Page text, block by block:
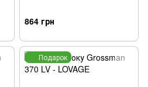
864 грн
Подарок